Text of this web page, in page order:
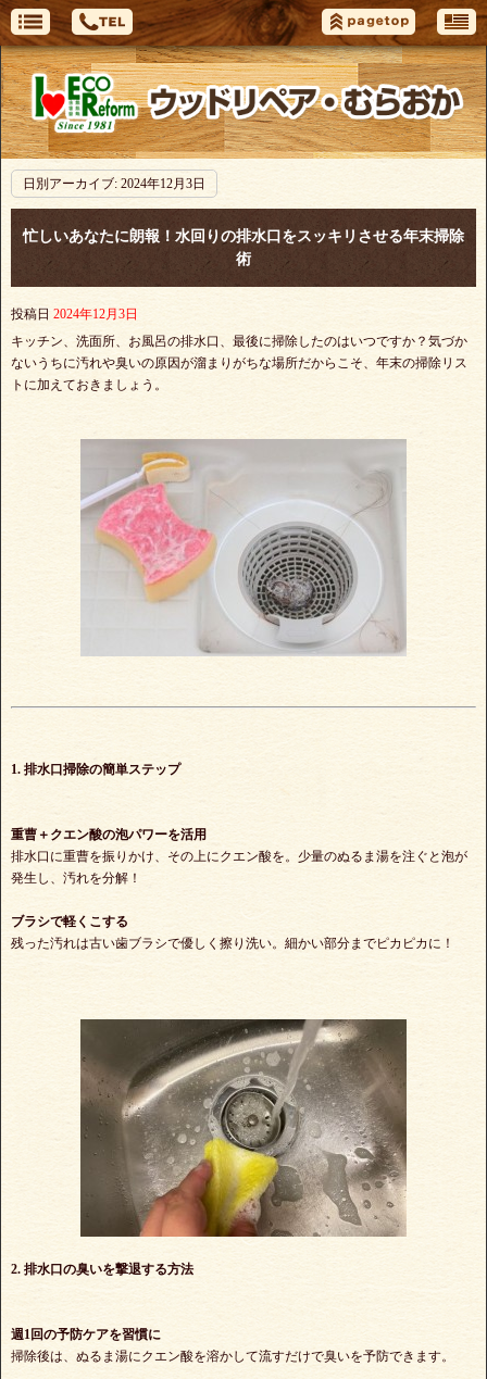
日別アーカイブ: 2024年12月3日
忙しいあなたに朗報！水回りの排水口をスッキリさせる年末掃除
術
投稿日 2024年12月3日
キッチン、洗面所、お風呂の排水口、最後に掃除したのはいつですか？気づか
ないうちに汚れや臭いの原因が溜まりがちな場所だからこそ、年末の掃除リス
トに加えておきましょう。
1. 排水口掃除の簡単ステップ
重曹＋クエン酸の泡パワーを活用
排水口に重曹を振りかけ、その上にクエン酸を。少量のぬるま湯を注ぐと泡が
発生し、汚れを分解！
ブラシで軽くこする
残った汚れは古い歯ブラシで優しく擦り洗い。細かい部分までピカピカに！
2. 排水口の臭いを撃退する方法
週1回の予防ケアを習慣に
掃除後は、ぬるま湯にクエン酸を溶かして流すだけで臭いを予防できます。